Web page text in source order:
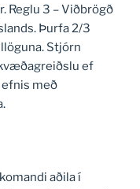
Reglu 3 – Viðbrögð
Þurfa 2/3
Stjórn
ef
með
aðila í